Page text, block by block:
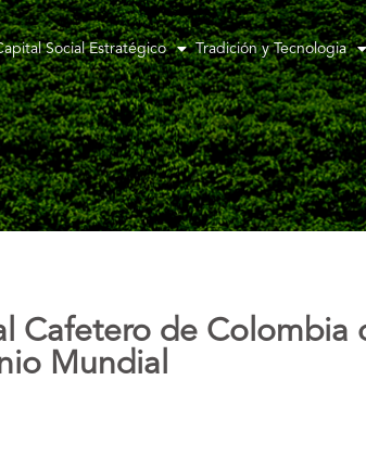
Social Estratégico Tradición y Tecnologia
Cafetero de Colombia
Mundial